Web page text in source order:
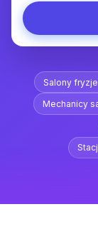
Salony
Mechanicy